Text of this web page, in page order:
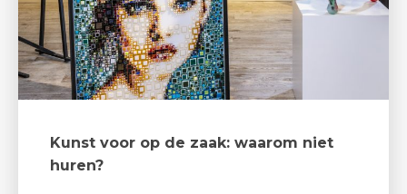
Kunst voor op de zaak: waarom niet
huren?